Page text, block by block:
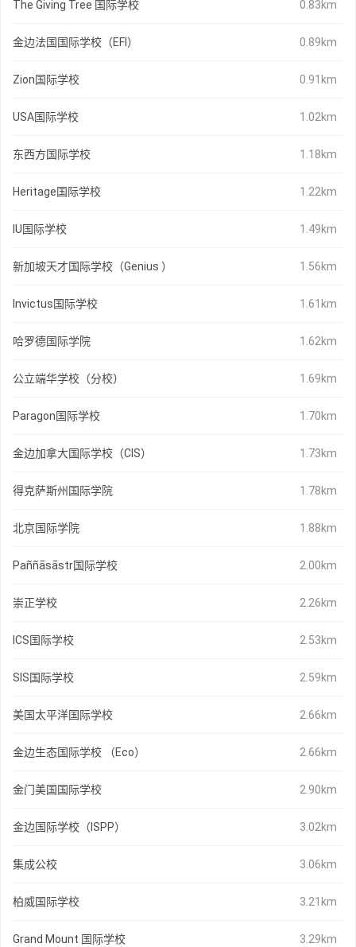
The Giving Tree 国际学校 0.83km
金边法国国际学校（EFI） 0.89km
Zion国际学校 0.91km
USA国际学校 1.02km
东西方国际学校 1.18km
Heritage国际学校 1.22km
IU国际学校 1.49km
新加坡天才国际学校（Genius ） 1.56km
Invictus国际学校 1.61km
哈罗德国际学院 1.62km
公立端华学校（分校） 1.69km
Paragon国际学校 1.70km
金边加拿大国际学校（CIS） 1.73km
得克萨斯州国际学院 1.78km
北京国际学院 1.88km
Paññāsāstr国际学校 2.00km
崇正学校 2.26km
ICS国际学校 2.53km
SIS国际学校 2.59km
美国太平洋国际学校 2.66km
金边生态国际学校 （Eco） 2.66km
金门美国国际学校 2.90km
金边国际学校（ISPP） 3.02km
集成公校 3.06km
柏威国际学校 3.21km
Grand Mount 国际学校 3.29km